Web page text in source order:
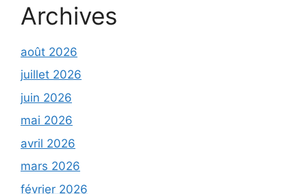
Archives
août 2026
juillet 2026
juin 2026
mai 2026
avril 2026
mars 2026
février 2026